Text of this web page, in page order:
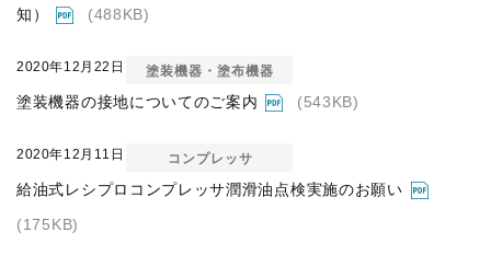
知）
(488KB)
2020年12月22日 塗装機器・塗布機器
塗装機器の接地についてのご案内 (543KB)
2020年12月11日 コンプレッサ
給油式レシプロコンプレッサ潤滑油点検実施のお願い
(175KB)